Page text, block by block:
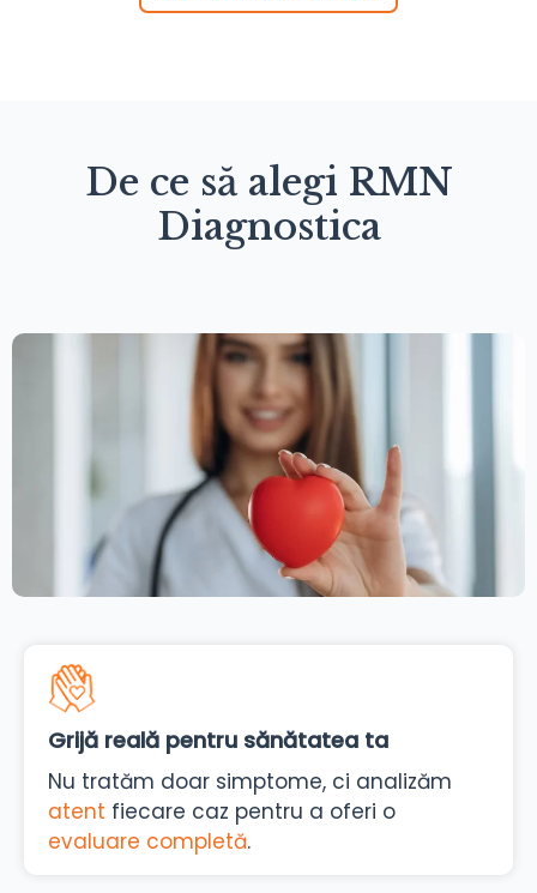
De ce să alegi RMN
Diagnostica
Grijă reală pentru sănătatea ta
Nu tratăm doar simptome, ci analizăm
atent fiecare caz pentru a oferi o
evaluare completă.